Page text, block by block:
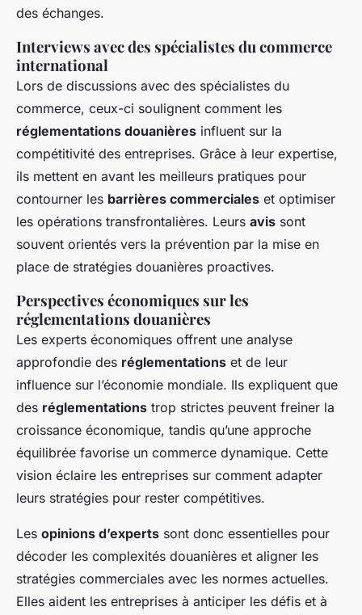
des échanges.
Interviews avec des spécialistes du commerce
international
Lors de discussions avec des spécialistes du
commerce, ceux-ci soulignent comment les
réglementations douanières influent sur la
compétitivité des entreprises. Grâce à leur expertise,
ils mettent en avant les meilleurs pratiques pour
contourner les barrières commerciales et optimiser
les opérations transfrontalières. Leurs avis sont
souvent orientés vers la prévention par la mise en
place de stratégies douanières proactives.
Perspectives économiques sur les
réglementations douanières
Les experts économiques offrent une analyse
approfondie des réglementations et de leur
influence sur l’économie mondiale. Ils expliquent que
des réglementations trop strictes peuvent freiner la
croissance économique, tandis qu’une approche
équilibrée favorise un commerce dynamique. Cette
vision éclaire les entreprises sur comment adapter
leurs stratégies pour rester compétitives.
Les opinions d’experts sont donc essentielles pour
décoder les complexités douanières et aligner les
stratégies commerciales avec les normes actuelles.
Elles aident les entreprises à anticiper les défis et à